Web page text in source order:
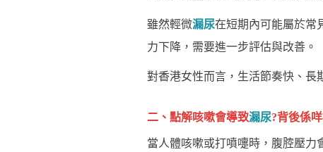
雖然輕微漏尿在短期內可能屬於常
力下降，需要進一步評估與改善。
對香港女性而言，生活節奏快、長
二、點解咳嗽會導致漏尿?背後係
當人體咳嗽或打噴嚏時，腹腔壓力